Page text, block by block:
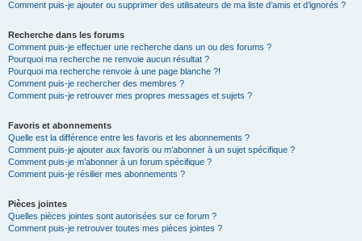
Comment puis-je ajouter ou supprimer des utilisateurs de ma liste d’amis et d’ignorés ?
Recherche dans les forums
Comment puis-je effectuer une recherche dans un ou des forums ?
Pourquoi ma recherche ne renvoie aucun résultat ?
Pourquoi ma recherche renvoie à une page blanche ?!
Comment puis-je rechercher des membres ?
Comment puis-je retrouver mes propres messages et sujets ?
Favoris et abonnements
Quelle est la différence entre les favoris et les abonnements ?
Comment puis-je ajouter aux favoris ou m’abonner à un sujet spécifique ?
Comment puis-je m’abonner à un forum spécifique ?
Comment puis-je résilier mes abonnements ?
Pièces jointes
Quelles pièces jointes sont autorisées sur ce forum ?
Comment puis-je retrouver toutes mes pièces jointes ?